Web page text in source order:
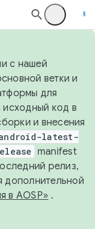
с нашей
ветки и
для
исходный код в
и внесения
latest-
manifest
релиз,
дополнительной
в AOSP» .